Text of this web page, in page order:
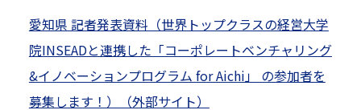
愛知県 記者発表資料（世界トップクラスの経営大学
院INSEADと連携した「コーポレートベンチャリング
&イノベーションプログラム for Aichi」 の参加者を
募集します！）（外部サイト）